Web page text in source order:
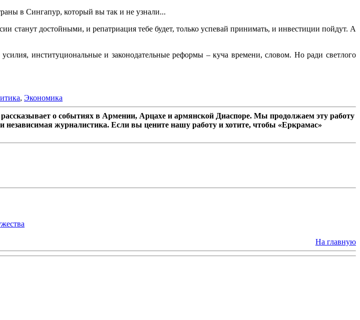
в Сингапур, который вы так и не узнали...
станут достойными, и репатриация тебе будет, только успевай принимать, и инвестиции пойдут. А
институциональные и законодательные реформы – куча времени, словом. Но ради светлого
, Экономика
о событиях в Армении, Арцахе и армянской Диаспоре. Мы продолжаем эту работу
независимая журналистика. Если вы цените нашу работу и хотите, чтобы «Еркрамас»
На главную